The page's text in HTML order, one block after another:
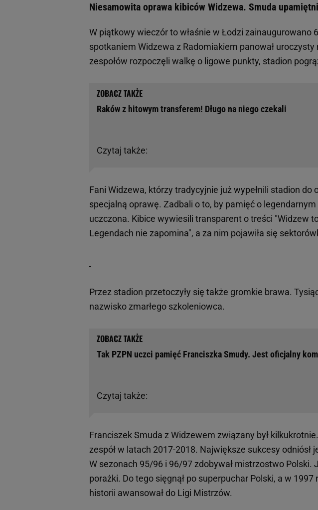
Niesamowita oprawa kibiców Widzewa. Smuda
W piątkowy wieczór to właśnie w Łodzi zainaugurowano
spotkaniem Widzewa z Radomiakiem panował
zespołów rozpoczęli walkę o ligowe punkty, stadion
Czytaj także:
Raków z hitowym transferem! Długo na niego czekali
Fani Widzewa, którzy tradycyjnie już wypełnili stadion
specjalną oprawę. Zadbali o to, by pamięć o
uczczona. Kibice wywiesili transparent o treści "Widzew
Legendach nie zapomina", a za nim pojawiła się
Przez stadion przetoczyły się także gromkie brawa.
nazwisko zmarłego szkoleniowca.
Czytaj także:
Tak PZPN uczci pamięć Franciszka Smudy. Jest oficjalny
Franciszek Smuda z Widzewem związany był
zespół w latach 2017-2018. Największe sukcesy odniósł
W sezonach 95/96 i 96/97 zdobywał mistrzostwo Polski.
porażki. Do tego sięgnął po superpuchar Polski, a w
historii awansował do Ligi Mistrzów.